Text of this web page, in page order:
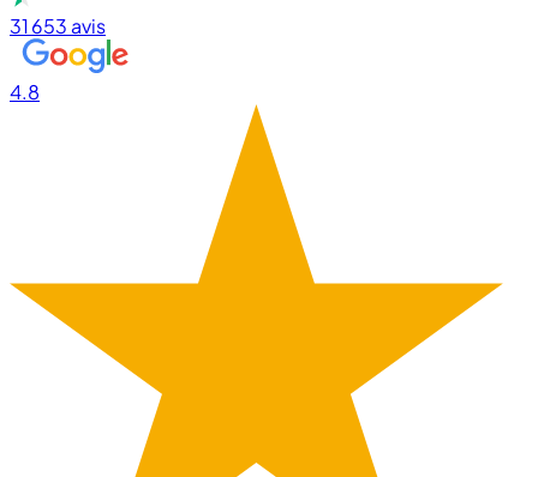
31 653 avis
4.8